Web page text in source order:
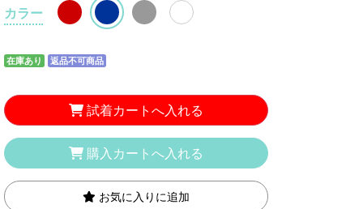
カラー
在庫あり 返品不可商品
試着カートへ入れる
購入カートへ入れる
お気に入りに追加